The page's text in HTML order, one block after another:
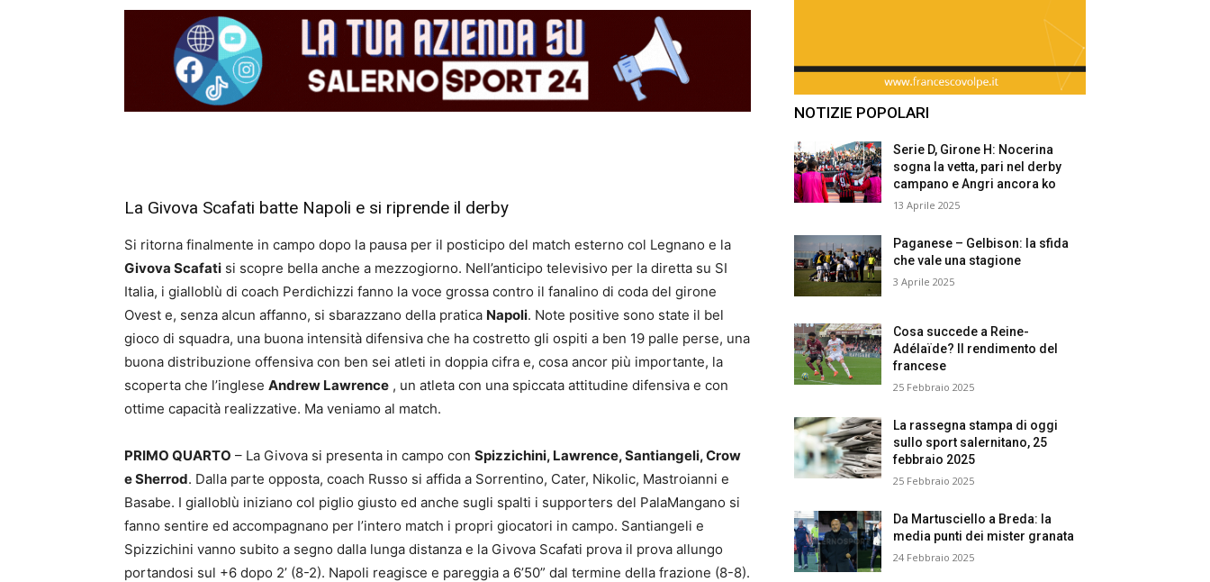
La Givova Scafati batte Napoli e si riprende il derby
Si ritorna finalmente in campo dopo la pausa per il posticipo del match esterno col Legnano e la
Givova Scafati si scopre bella anche a mezzogiorno. Nell’anticipo televisivo per la diretta su SI
Italia, i gialloblù di coach Perdichizzi fanno la voce grossa contro il fanalino di coda del girone
Ovest e, senza alcun affanno, si sbarazzano della pratica Napoli. Note positive sono state il bel
gioco di squadra, una buona intensità difensiva che ha costretto gli ospiti a ben 19 palle perse, una
buona distribuzione offensiva con ben sei atleti in doppia cifra e, cosa ancor più importante, la
scoperta che l’inglese Andrew Lawrence , un atleta con una spiccata attitudine difensiva e con
ottime capacità realizzative. Ma veniamo al match.
PRIMO QUARTO – La Givova si presenta in campo con Spizzichini, Lawrence, Santiangeli, Crow
e Sherrod. Dalla parte opposta, coach Russo si affida a Sorrentino, Cater, Nikolic, Mastroianni e
Basabe. I gialloblù iniziano col piglio giusto ed anche sugli spalti i supporters del PalaMangano si
fanno sentire ed accompagnano per l’intero match i propri giocatori in campo. Santiangeli e
Spizzichini vanno subito a segno dalla lunga distanza e la Givova Scafati prova il prova allungo
portandosi sul +6 dopo 2’ (8-2). Napoli reagisce e pareggia a 6’50” dal termine della frazione (8-8).
NOTIZIE POPOLARI
Serie D, Girone H: Nocerina
sogna la vetta, pari nel derby
campano e Angri ancora ko
13 Aprile 2025
Paganese – Gelbison: la sfida
che vale una stagione
3 Aprile 2025
Cosa succede a Reine-
Adélaïde? Il rendimento del
francese
25 Febbraio 2025
La rassegna stampa di oggi
sullo sport salernitano, 25
febbraio 2025
25 Febbraio 2025
Da Martusciello a Breda: la
media punti dei mister granata
24 Febbraio 2025